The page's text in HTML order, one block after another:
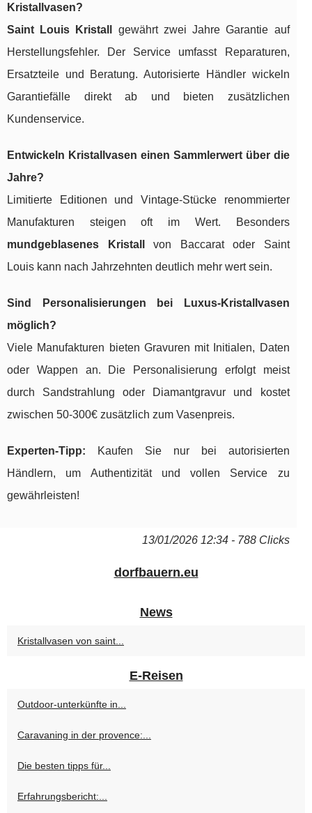
Kristallvasen?
Saint Louis Kristall
gewährt zwei Jahre Garantie auf
Herstellungsfehler. Der Service umfasst Reparaturen,
Ersatzteile und Beratung. Autorisierte Händler wickeln
Garantiefälle direkt ab und bieten zusätzlichen
Kundenservice.
Entwickeln Kristallvasen einen Sammlerwert über die
Jahre?
Limitierte Editionen und Vintage-Stücke renommierter
Manufakturen steigen oft im Wert. Besonders
mundgeblasenes Kristall
von Baccarat oder Saint
Louis kann nach Jahrzehnten deutlich mehr wert sein.
Sind Personalisierungen bei Luxus-Kristallvasen
möglich?
Viele Manufakturen bieten Gravuren mit Initialen, Daten
oder Wappen an. Die Personalisierung erfolgt meist
durch Sandstrahlung oder Diamantgravur und kostet
zwischen 50-300€ zusätzlich zum Vasenpreis.
Experten-Tipp: Kaufen Sie nur bei autorisierten
Händlern, um Authentizität und vollen Service zu
gewährleisten!
13/01/2026 12:34 - 788 Clicks
dorfbauern.eu
News
Kristallvasen von saint...
E-Reisen
Outdoor-unterkünfte in...
Caravaning in der provence:...
Die besten tipps für...
Erfahrungsbericht:...